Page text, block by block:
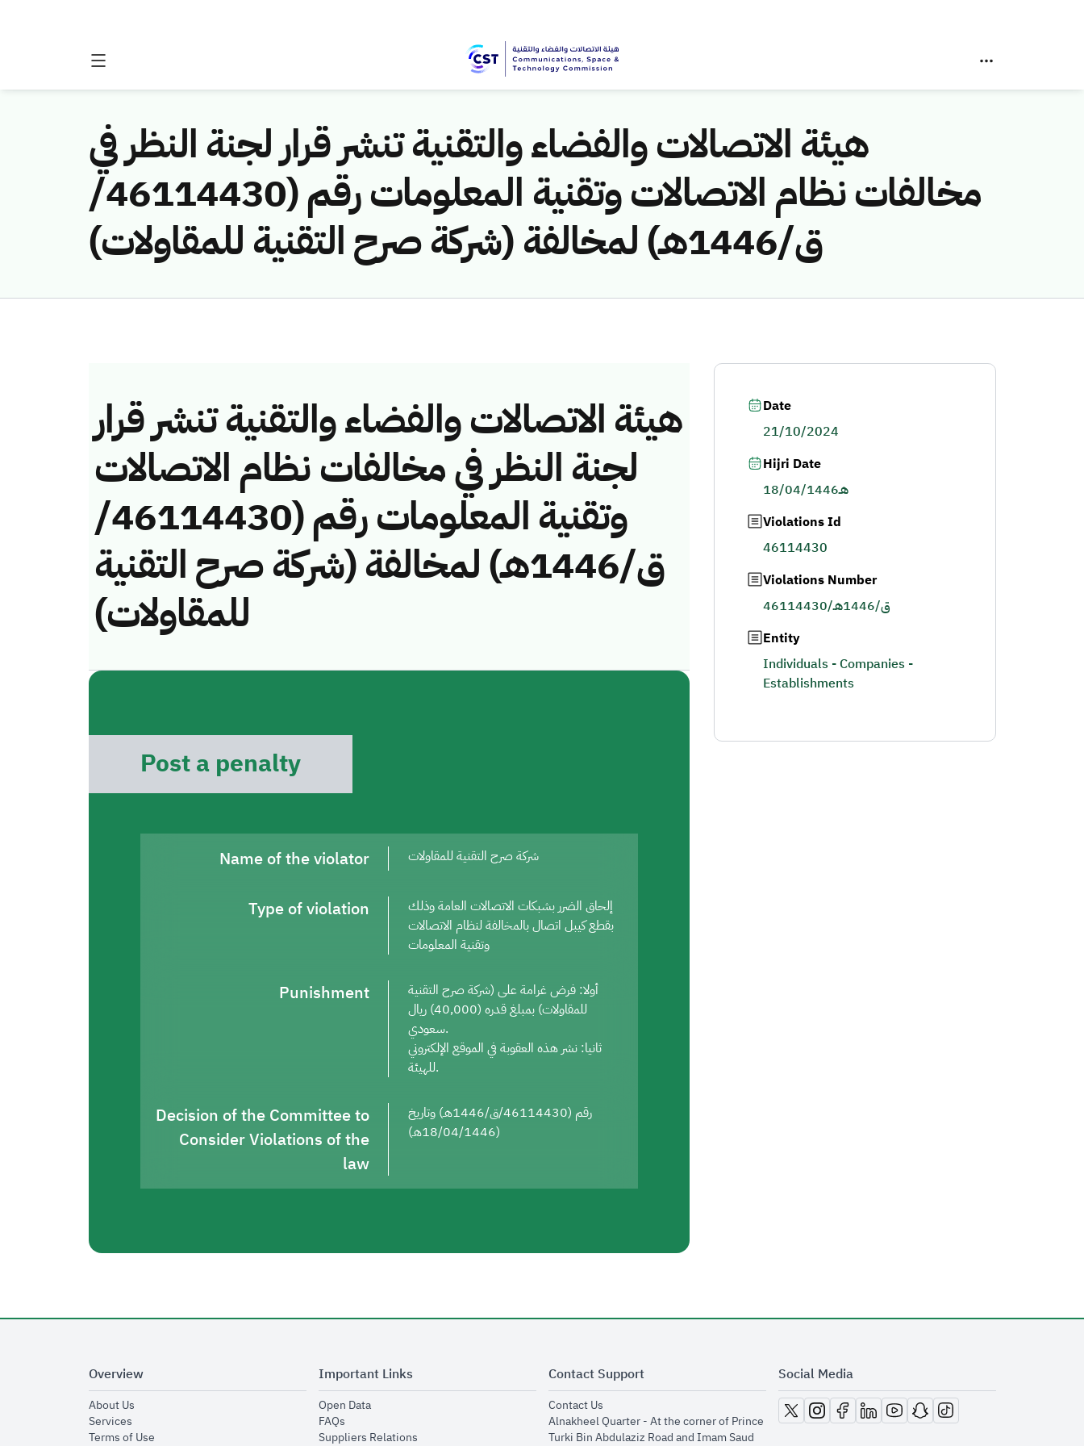
هيئة الاتصالات والفضاء والتقنية تنشر قرار لجنة النظر في
مخالفات نظام الاتصالات وتقنية المعلومات رقم (46114430/
ق/1446هـ) لمخالفة (شركة صرح التقنية للمقاولات)
هيئة الاتصالات والفضاء والتقنية تنشر قرار
لجنة النظر في مخالفات نظام الاتصالات
وتقنية المعلومات رقم (46114430/
ق/1446هـ) لمخالفة (شركة صرح التقنية
للمقاولات)
Post a penalty
Name of the violator شركة صرح التقنية للمقاولات
Type of violation
إلحاق الضرر بشبكات الاتصالات العامة وذلك
بقطع كيبل اتصال بالمخالفة لنظام الاتصالات
وتقنية المعلومات
Punishment
أولا: فرض غرامة على (شركة صرح التقنية
للمقاولات) بمبلغ قدره (40,000) ريال
سعودي.
ثانيا: نشر هذه العقوبة في الموقع الإلكتروني
للهيئة.
Decision of the Committee to
Consider Violations of the
law
رقم (46114430/ق/1446هـ) وتاريخ
(18/04/1446هـ)
Date
21/10/2024
Hijri Date
18/04/1446هـ
Violations Id
46114430
Violations Number
46114430/ق/1446هـ
Entity
Individuals - Companies -
Establishments
Overview
About Usopens in new window
Servicesopens in new window
Terms of Useopens in new window
Important Links
Open Dataopens in new window
FAQsopens in new window
Suppliers Relationsopens in new window
Contact Support
Contact Usopens in new window
Alnakheel Quarter - At the corner of Prince
Turki Bin Abdulaziz Road and Imam Saud
Social Media
opens in new window
opens in new window
opens in new window
opens in new window
opens in new window
opens in new window
opens in new window